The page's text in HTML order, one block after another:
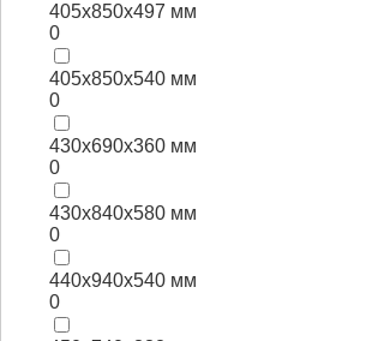
405х850х497 мм
0
405х850х540 мм
0
430х690х360 мм
0
430х840х580 мм
0
440х940х540 мм
0